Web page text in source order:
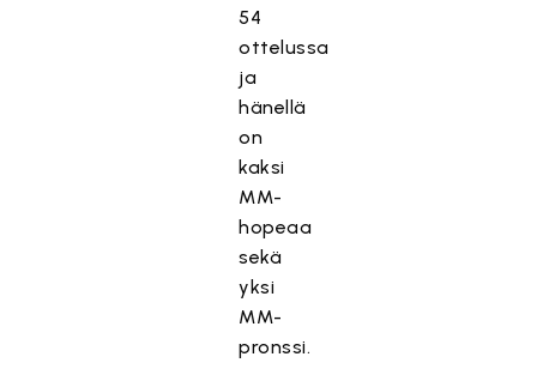
54
ottelussa
ja
hänellä
on
kaksi
MM-
hopeaa
sekä
yksi
MM-
pronssi.